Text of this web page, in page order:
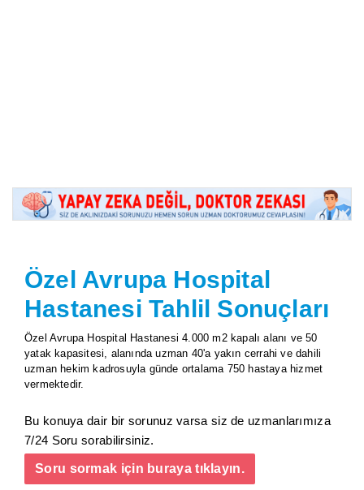
Özel Avrupa Hospital
Hastanesi Tahlil Sonuçları
Özel Avrupa Hospital Hastanesi 4.000 m2 kapalı alanı ve 50
yatak kapasitesi, alanında uzman 40'a yakın cerrahi ve dahili
uzman hekim kadrosuyla günde ortalama 750 hastaya hizmet
vermektedir.
Bu konuya dair bir sorunuz varsa siz de uzmanlarımıza
7/24 Soru sorabilirsiniz.
Soru sormak için buraya tıklayın.